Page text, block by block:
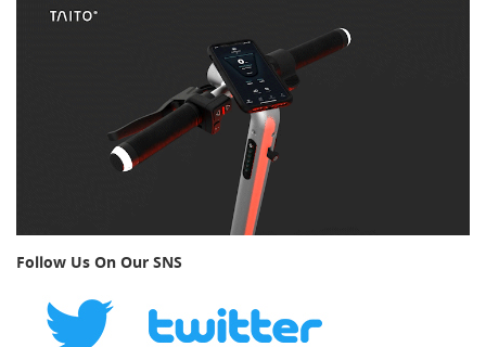
Follow Us On Our SNS